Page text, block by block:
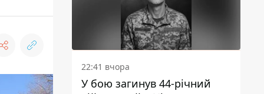
22:41 вчора
У бою загинув 44-річний